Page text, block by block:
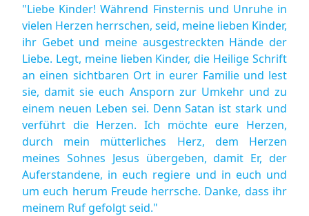
"Liebe Kinder! Während Finsternis und Unruhe in
vielen Herzen herrschen, seid, meine lieben Kinder,
ihr Gebet und meine ausgestreckten Hände der
Liebe. Legt, meine lieben Kinder, die Heilige Schrift
an einen sichtbaren Ort in eurer Familie und lest
sie, damit sie euch Ansporn zur Umkehr und zu
einem neuen Leben sei. Denn Satan ist stark und
verführt die Herzen. Ich möchte eure Herzen,
durch mein mütterliches Herz, dem Herzen
meines Sohnes Jesus übergeben, damit Er, der
Auferstandene, in euch regiere und in euch und
um euch herum Freude herrsche. Danke, dass ihr
meinem Ruf gefolgt seid."